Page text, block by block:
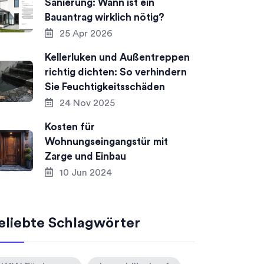
Sanierung: Wann ist ein
Bauantrag wirklich nötig?
25 Apr 2026
Kellerluken und Außentreppen
richtig dichten: So verhindern
Sie Feuchtigkeitsschäden
24 Nov 2025
Kosten für
Wohnungseingangstür mit
Zarge und Einbau
10 Jun 2024
Schlagwörter